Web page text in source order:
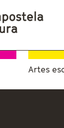
Artes